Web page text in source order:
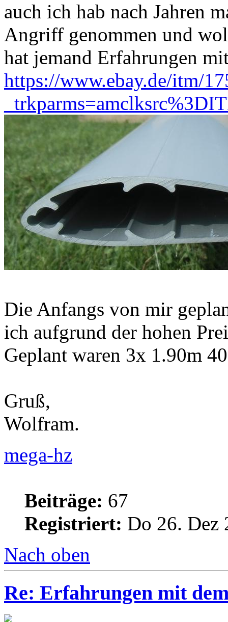
auch ich hab nach Jahren
Angriff genommen und
hat jemand Erfahrungen
https://www.ebay.de/itm/
Die Anfangs von mir
ich aufgrund der hohen
Geplant waren 3x 1.90m
Gruß,
Wolfram.
mega-hz
Beiträge: 67
Registriert: Do 26. Dez
Nach oben
Re: Erfahrungen mit